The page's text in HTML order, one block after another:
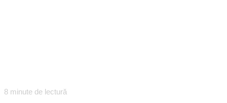
8 minute de lectură